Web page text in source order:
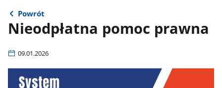
Powrót
Nieodpłatna pomoc prawna
09.01.2026